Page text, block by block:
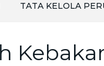
TATA KELOLA